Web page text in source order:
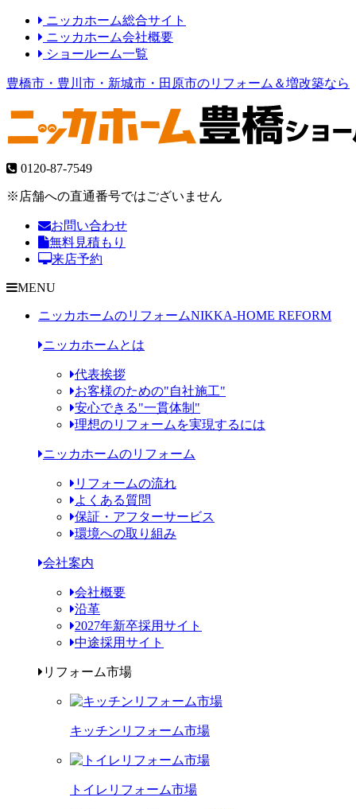
ニッカホーム総合サイト
ニッカホーム会社概要
ショールーム一覧
豊橋市・豊川市・新城市・田原市のリフォーム＆増改築なら
0120-87-7549
※店舗への直通番号ではございません
お問い合わせ
無料見積もり
来店予約
MENU
ニッカホームのリフォームNIKKA-HOME REFORM
ニッカホームとは
代表挨拶
お客様のための"自社施工"
安心できる"一貫体制"
理想のリフォームを実現するには
ニッカホームのリフォーム
リフォームの流れ
よくある質問
保証・アフターサービス
環境への取り組み
会社案内
会社概要
沿革
2027年新卒採用サイト
中途採用サイト
リフォーム市場
キッチンリフォーム市場
トイレリフォーム市場